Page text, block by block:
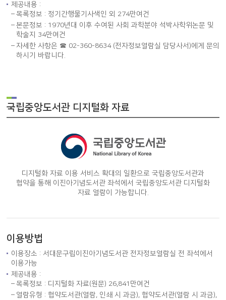
제공내용 :
목록정보 : 정기간행물기사색인 외 274만여건
본문정보 : 1970년대 이후 수여된 사회 과학분야 석박사학위논문 및
학술지 34만여건
자세한 사항은 ☎ 02-360-8634(전자정보열람실 담당사서)에게 문의
하시기 바랍니다.
국립중앙도서관 디지털화 자료
디지털화 자료 이용 서비스 확대의 일환으로 국립중앙도서관과
협약을 통해 이진아기념도서관 좌석에서 국립중앙도서관 디지털화
자료 열람이 가능합니다.
이용방법
이용장소 : 서대문구립이진아기념도서관 전자정보열람실 전 좌석에서
이용가능
제공내용 :
목록정보 : 디지털화 자료(원문) 26,841만여건
열람유형 : 협약도서관(열람, 인쇄 시 과금), 협약도서관(열람 시 과금),